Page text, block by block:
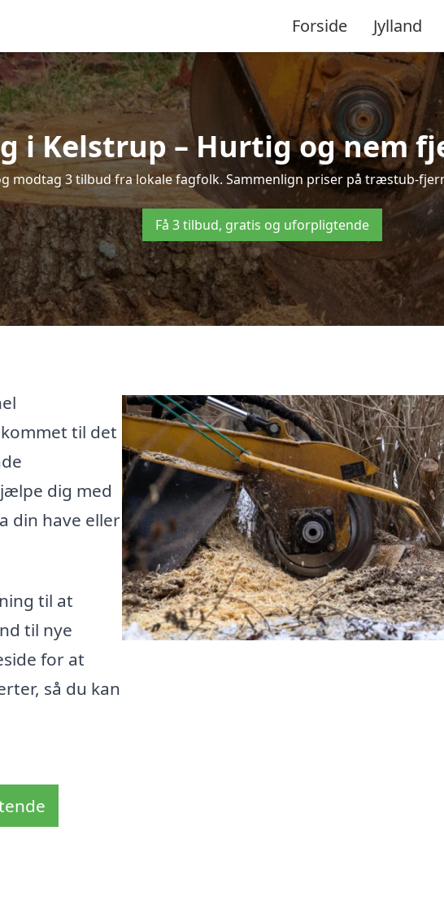
Forside Jylland
i Kelstrup – Hurtig og nem
modtag 3 tilbud fra lokale fagfolk. Sammenlign priser på træstub-
Få 3 tilbud, gratis og uforpligtende
til det
dig med
din have eller
til at
til nye
for at
så du kan